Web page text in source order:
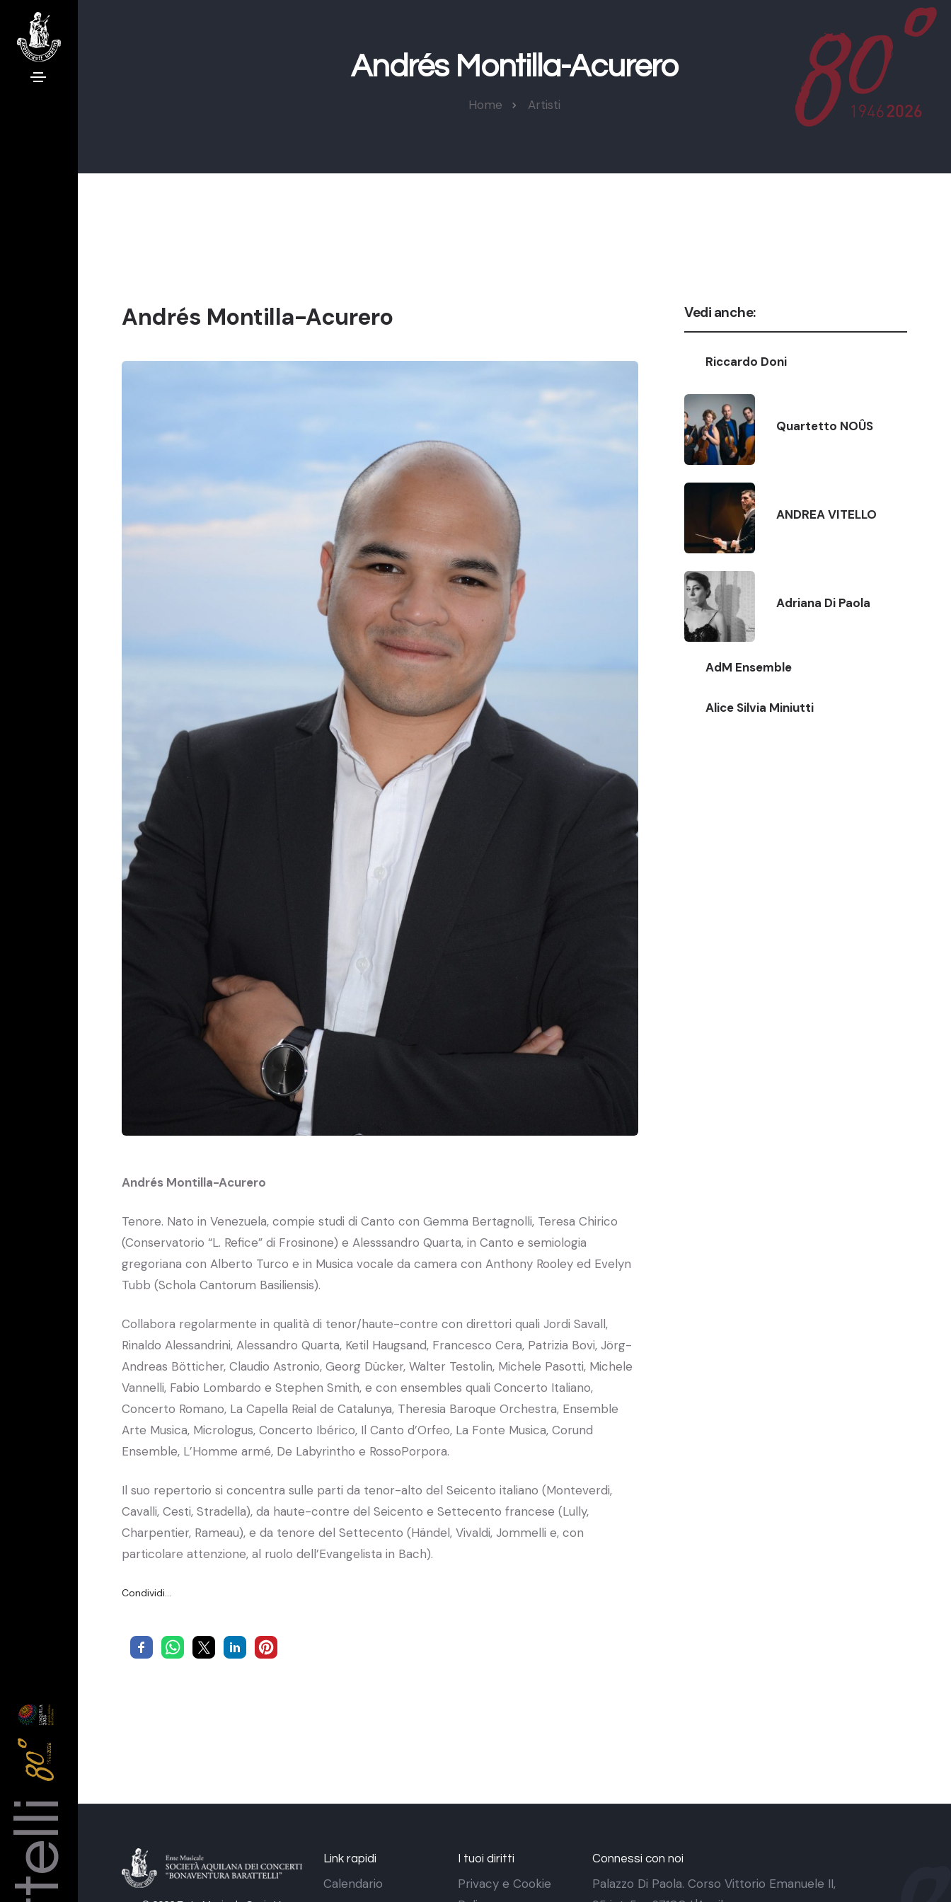
Andrés Montilla-Acurero
Home Artisti
Andrés Montilla-Acurero
Andrés Montilla-Acurero
Tenore. Nato in Venezuela, compie studi di Canto con Gemma Bertagnolli, Teresa Chirico
(Conservatorio “L. Refice” di Frosinone) e Alesssandro Quarta, in Canto e semiologia
gregoriana con Alberto Turco e in Musica vocale da camera con Anthony Rooley ed Evelyn
Tubb (Schola Cantorum Basiliensis).
Collabora regolarmente in qualità di tenor/haute-contre con direttori quali Jordi Savall,
Rinaldo Alessandrini, Alessandro Quarta, Ketil Haugsand, Francesco Cera, Patrizia Bovi, Jörg-
Andreas Bötticher, Claudio Astronio, Georg Dücker, Walter Testolin, Michele Pasotti, Michele
Vannelli, Fabio Lombardo e Stephen Smith, e con ensembles quali Concerto Italiano,
Concerto Romano, La Capella Reial de Catalunya, Theresia Baroque Orchestra, Ensemble
Arte Musica, Micrologus, Concerto Ibérico, Il Canto d’Orfeo, La Fonte Musica, Corund
Ensemble, L’Homme armé, De Labyrintho e RossoPorpora.
Il suo repertorio si concentra sulle parti da tenor-alto del Seicento italiano (Monteverdi,
Cavalli, Cesti, Stradella), da haute-contre del Seicento e Settecento francese (Lully,
Charpentier, Rameau), e da tenore del Settecento (Händel, Vivaldi, Jommelli e, con
particolare attenzione, al ruolo dell’Evangelista in Bach).
Condividi…
Vedi anche:
Riccardo Doni
Quartetto NOÛS
ANDREA VITELLO
Adriana Di Paola
AdM Ensemble
Alice Silvia Miniutti
Link rapidi
Calendario
I tuoi diritti
Privacy e Cookie
Connessi con noi
Palazzo Di Paola. Corso Vittorio Emanuele II,